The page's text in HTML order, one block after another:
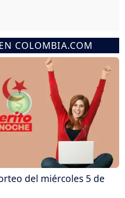
COLOMBIA.COM
del miércoles 5 de